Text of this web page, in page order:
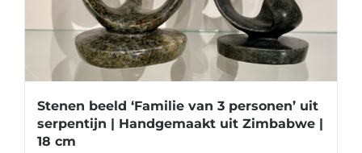
Stenen beeld ‘Familie van 3 personen’ uit
serpentijn | Handgemaakt uit Zimbabwe |
18 cm